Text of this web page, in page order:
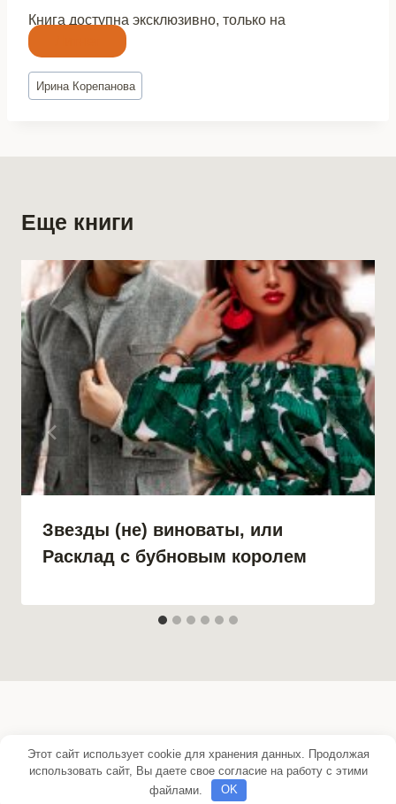
Книга доступна эксклюзивно, только на
Метки
записи:
Ирина Корепанова
Еще книги
Звезды (не) виноваты, или
Расклад с бубновым королем
© 2026 Sova-Knigi.ru
Этот сайт использует cookie для хранения данных. Продолжая
использовать сайт, Вы даете свое согласие на работу с этими
файлами.
OK